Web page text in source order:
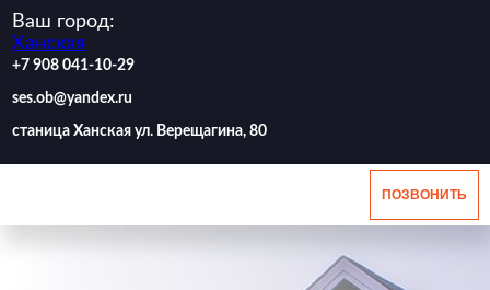
Ваш город:
Ханская
‪+7 908 041-10-29
ses.ob@yandex.ru
станица Ханская ул. Верещагина, 80
ПОЗВОНИТЬ